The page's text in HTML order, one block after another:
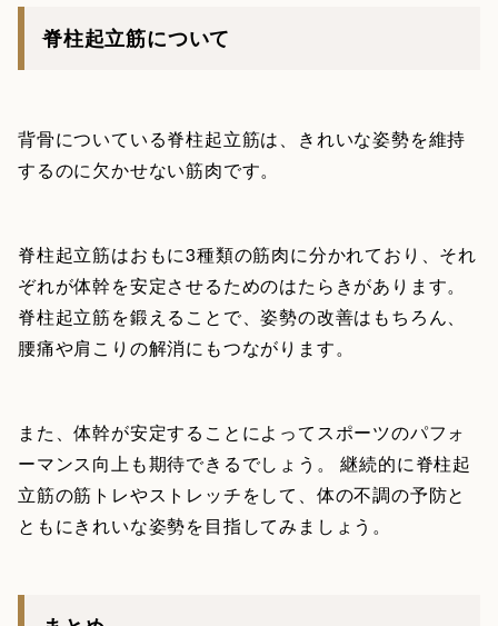
脊柱起立筋について
背骨についている脊柱起立筋は、きれいな姿勢を維持
するのに欠かせない筋肉です。
脊柱起立筋はおもに3種類の筋肉に分かれており、それ
ぞれが体幹を安定させるためのはたらきがあります。
脊柱起立筋を鍛えることで、姿勢の改善はもちろん、
腰痛や肩こりの解消にもつながります。
また、体幹が安定することによってスポーツのパフォ
ーマンス向上も期待できるでしょう。 継続的に脊柱起
立筋の筋トレやストレッチをして、体の不調の予防と
ともにきれいな姿勢を目指してみましょう。